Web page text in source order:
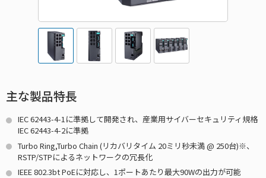
主な製品特長
IEC 62443-4-1に準拠して開発され、産業用サイバーセキュリティ規格
IEC 62443-4-2に準拠
Turbo Ring,Turbo Chain (リカバリタイム 20ミリ秒未満 @ 250台)※、
RSTP/STPによるネットワークの冗長化
IEEE 802.3bt PoEに対応し、1ポートあたり最大90Wの出力が可能